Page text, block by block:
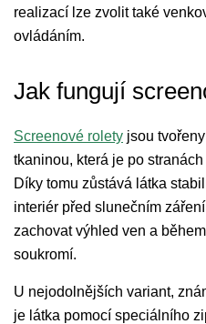
realizací lze zvolit také
ovládáním.
Jak fungují
Screenové rolety jsou
tkaninou, která je po
Díky tomu zůstává látka
interiér před slunečním
zachovat výhled ven a
soukromí.
U nejodolnějších variant,
je látka pomocí speciálního